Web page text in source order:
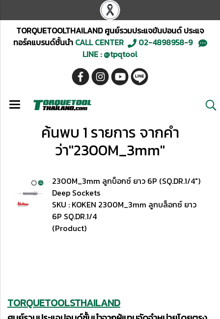
TORQUETOOLTHAILAND ศูนย์รวมประแจขันปอนด์ ประแจ
ทอร์คแบรนด์ชั้นนำCALL CENTER
02-4898958-9
LINE : @tpqtool
ค้นพบ 1 รายการ จากคำ
ว่า"2300M_3mm"
2300M_3mm ลูกบ็อกซ์ ยาว 6P (SQ.DR.1/4")
Deep Sockets
SKU : KOKEN 2300M_3mm ลูกบล็อกซ์ ยาว
6P SQ.DR.1/4
(Product)
TORQUETOOLSTHAILAND